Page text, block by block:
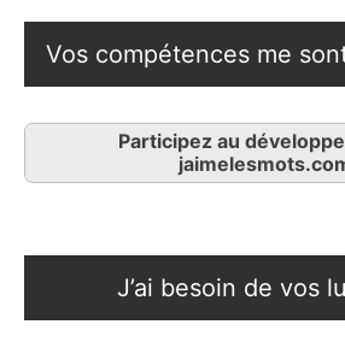
Vos compétences me
Participez au
J’ai besoin de vos